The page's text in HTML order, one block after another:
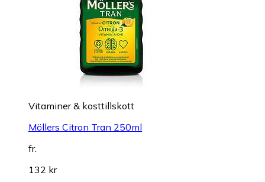
Vitaminer & kosttillskott
Möllers Citron Tran 250ml
fr.
132 kr